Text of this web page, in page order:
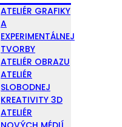
ATELIÉR GRAFIKY
A
EXPERIMENTÁLNEJ
TVORBY
ATELIÉR OBRAZU
ATELIÉR
SLOBODNEJ
KREATIVITY 3D
ATELIÉR